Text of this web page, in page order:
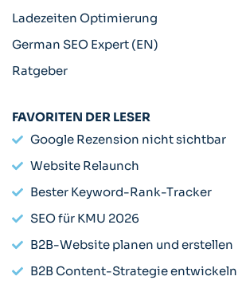
Ladezeiten Optimierung
German SEO Expert (EN)
Ratgeber
FAVORITEN DER LESER
Google Rezension nicht sichtbar
Website Relaunch
Bester Keyword-Rank-Tracker
SEO für KMU 2026
B2B-Website planen und erstellen
B2B Content-Strategie entwickeln